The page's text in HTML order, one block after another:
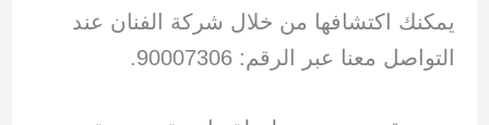
يمكنك اكتشافها من خلال شركة الفنان عند
التواصل معنا عبر الرقم: 90007306.